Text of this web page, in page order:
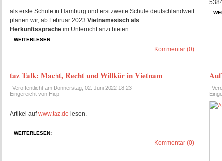
als erste Schule in Hamburg und erst zweite Schule deutschlandweit
planen wir, ab Februar 2023 Vietnamesisch als
Herkunftssprache im Unterricht anzubieten.
WEITERLESEN:
Kommentar (0)
taz Talk: Macht, Recht und Willkür in Vietnam
Veröffentlicht am Donnerstag, 02. Juni 2022 18:23
Eingereicht von Hiep
Artikel aufwww.taz.de lesen.
WEITERLESEN:
Kommentar (0)